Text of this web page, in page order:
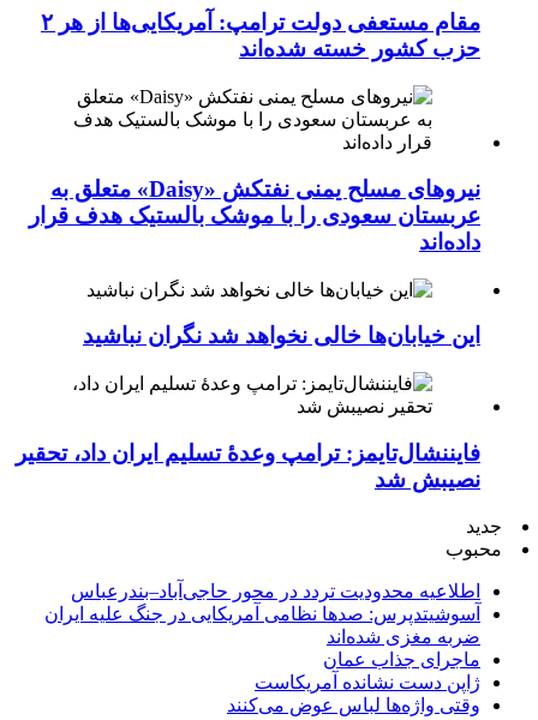
مقام مستعفی دولت ترامپ: آمریکایی‌ها از هر ۲
حزب کشور خسته شده‌اند
نیروهای مسلح یمنی نفتکش «Daisy» متعلق به
عربستان سعودی را با موشک بالستیک هدف قرار
داده‌اند
این خیابان‌ها خالی نخواهد شد نگران نباشید
فایننشال‌تایمز: ترامپ وعدۀ تسلیم ایران داد، تحقیر
نصیبش شد
جدید
محبوب
اطلاعیه محدودیت تردد در محور حاجی‌آباد–بندرعباس
آسوشیتدپرس: صدها نظامی آمریکایی در جنگ علیه ایران
ضربه مغزی شده‌اند
ماجرای جذاب عمان
ژاپن دست نشانده آمریکاست
وقتی واژه‌ها لباس عوض می‌کنند